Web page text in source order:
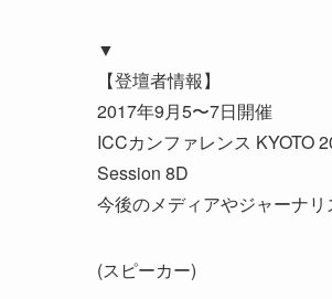
▼
【登壇者情報】
2017年9月5〜7日開催
ICCカンファレンス KYOTO
Session 8D
今後のメディアやジャーナ
(スピーカー)